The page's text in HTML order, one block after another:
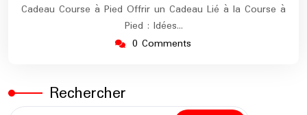
Cadeau Course à Pied Offrir un Cadeau Lié à la Course à
Pied : Idées…
0 Comments
Rechercher